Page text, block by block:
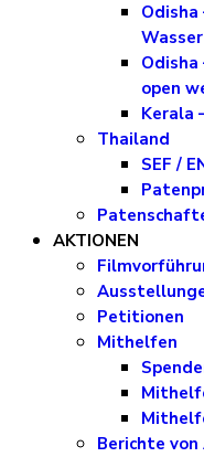
Odisha
Odisha
open
Kerala
Thailand
SEF /
AKTIONEN
Petitionen
Mithelfen
Berichte